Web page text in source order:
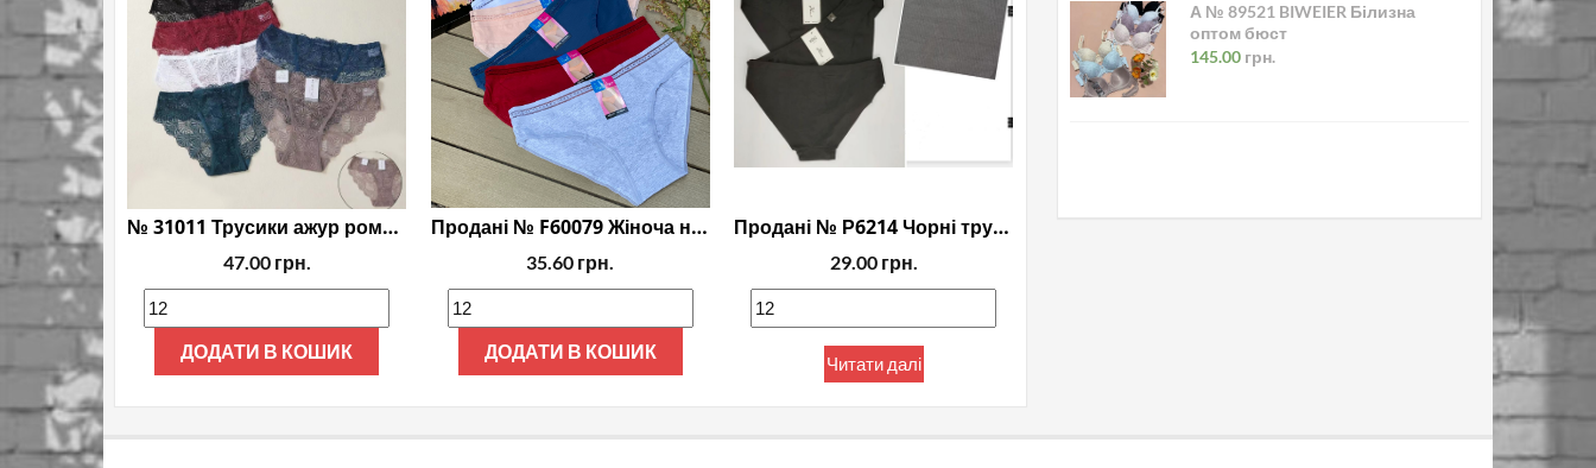
№ 31011 Трусики ажур ромашковий
47.00 грн.
ДОДАТИ В КОШИК
Продані № F60079 Жіноча нижня білизна у Хмельницькому
35.60 грн.
ДОДАТИ В КОШИК
Продані № Р6214 Чорні трусики бесшовні
29.00 грн.
Читати далі
А № 89521 BIWEIER Білизна
оптом бюст
145.00 грн.